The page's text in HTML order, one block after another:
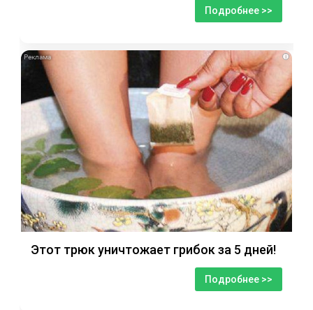
Подробнее >>
i
Этот трюк уничтожает грибок за 5 дней!
Подробнее >>